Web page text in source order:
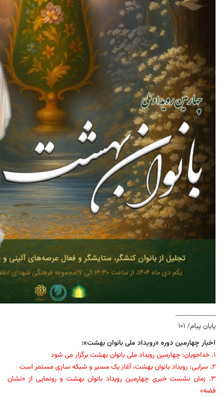
………………………
پایان پیام/ ۱۰۱
اخبار چهارمین دوره «رویداد ملی بانوان بهشت»:
۱. خداجویان: چهارمین رویداد ملی بانوان بهشت برگزار می شود
۲. سرایی: رویداد بانوان بهشت، آغاز یک مسیر و شبکه سازی مستمر است
۳. زمان نشست خبری چهارمین رویداد بانوان بهشت و رونمایی از «نشان
فضه»